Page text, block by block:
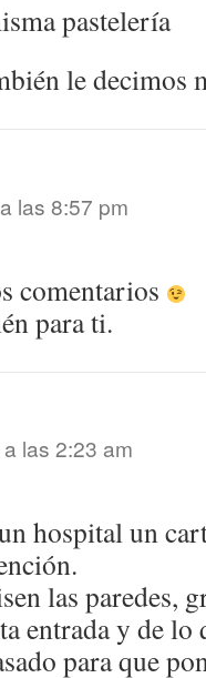
pastelería
le
las 8:57 pm
comentarios
para ti.
las 2:23 am
hospital un
las paredes,
entrada y de lo
para que